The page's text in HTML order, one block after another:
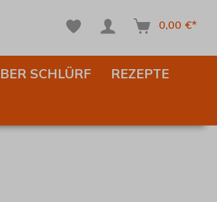
0,00 €*
SCHLÜRF REZEPTE